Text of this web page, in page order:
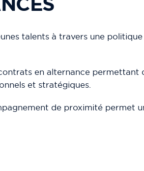
talents à travers une
en alternance permettant
et stratégiques.
de proximité permet